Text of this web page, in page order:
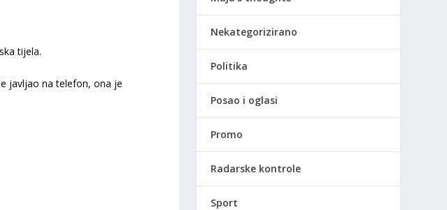
tijela.
javljao na telefon, ona je
Nekategorizirano
Politika
Posao i oglasi
Promo
Radarske kontrole
Sport